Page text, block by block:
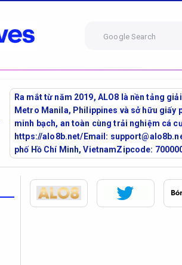
Google Search
Ra mắt từ năm 2019, ALO8 là nền tảng
Metro Manila, Philippines và sở hữu giấy
minh bạch, an toàn cùng trải nghiệm cá
https://alo8b.net/Email:
phố Hồ Chí Minh, VietnamZipcode: